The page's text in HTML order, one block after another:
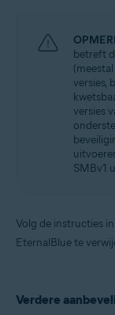
betreft
versies,
versies
SMBv1
Volg de instructies
EternalBlue te
Verdere